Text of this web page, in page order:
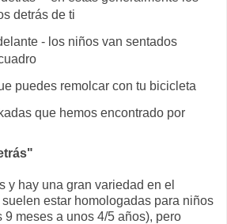
detrás de ti
- los niños van sentados
puedes remolcar con tu bicicleta
que hemos encontrado por
y hay una gran variedad en el
estar homologadas para niños
9 meses a unos 4/5 años), pero